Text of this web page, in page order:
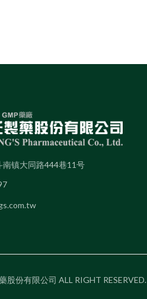
南镇大同路444巷11号
股份有限公司 ALL RIGHT RESERVED.